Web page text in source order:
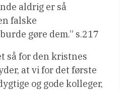
aldrig er så
falske
gøre dem.” s.217
så for den kristnes
at vi for det første
og gode kolleger,